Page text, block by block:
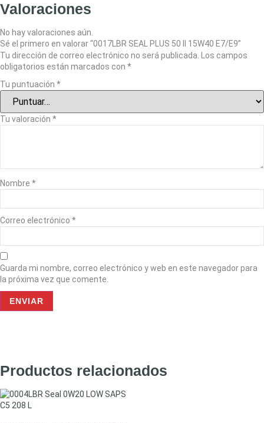
Valoraciones
No hay valoraciones aún.
Sé el primero en valorar “0017LBR SEAL PLUS 50 II 15W40 E7/E9”
Tu dirección de correo electrónico no será publicada.
Los campos
obligatorios están marcados con *
Tu puntuación *
Tu valoración *
Nombre *
Correo electrónico *
Guarda mi nombre, correo electrónico y web en este navegador para
la próxima vez que comente.
Productos relacionados